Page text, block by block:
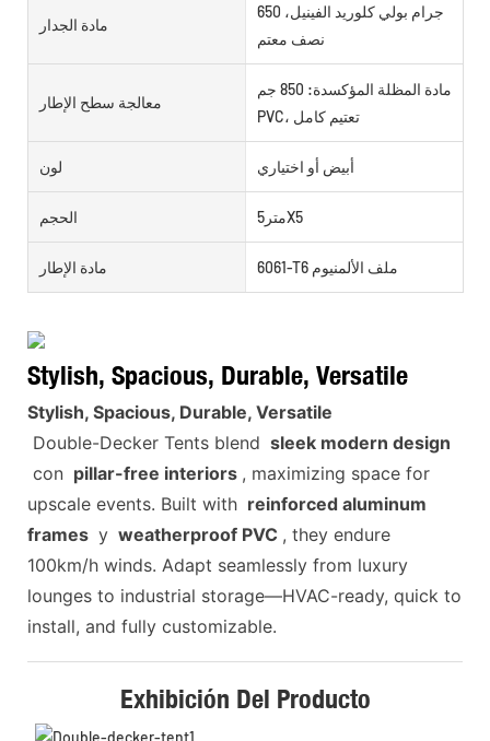
مادة الجدار
650 جرام بولي كلوريد الفينيل،
نصف معتم
معالجة سطح الإطار
مادة المظلة المؤكسدة: 850 جم
PVC، تعتيم كامل
لون أبيض أو اختياري
الحجم متر5X5
مادة الإطار 6061-T6 ملف الألمنيوم
Stylish, Spacious, Durable, Versatile
Stylish, Spacious, Durable, Versatile
Double-Decker Tents blend sleek modern design
con pillar-free interiors , maximizing space for
upscale events. Built with reinforced aluminum
frames y weatherproof PVC , they endure
100km/h winds. Adapt seamlessly from luxury
lounges to industrial storage—HVAC-ready, quick to
install, and fully customizable.
Exhibición Del Producto